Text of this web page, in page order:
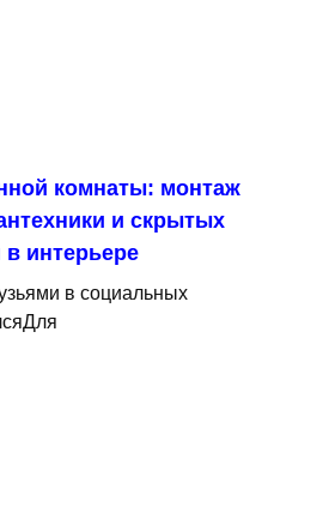
комнаты: монтаж
и скрытых
интерьере
в социальных